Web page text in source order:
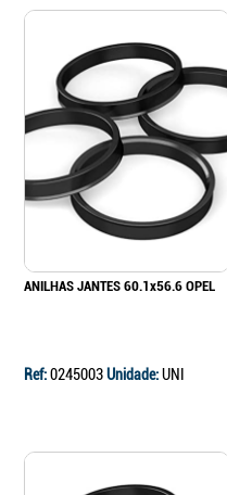
ANILHAS JANTES 60.1x56.6 OPEL
Ref:0245003Unidade:UNI